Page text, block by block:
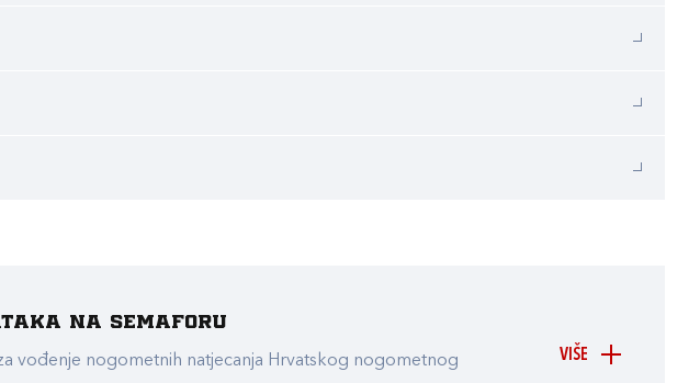
VIŠE
na Semaforu
vođenje nogometnih natjecanja Hrvatskog nogometnog